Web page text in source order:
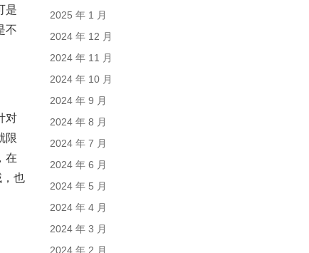
是
不
对
限
在
也
2025 年 1 月
2024 年 12 月
2024 年 11 月
2024 年 10 月
2024 年 9 月
2024 年 8 月
2024 年 7 月
2024 年 6 月
2024 年 5 月
2024 年 4 月
2024 年 3 月
2024 年 2 月